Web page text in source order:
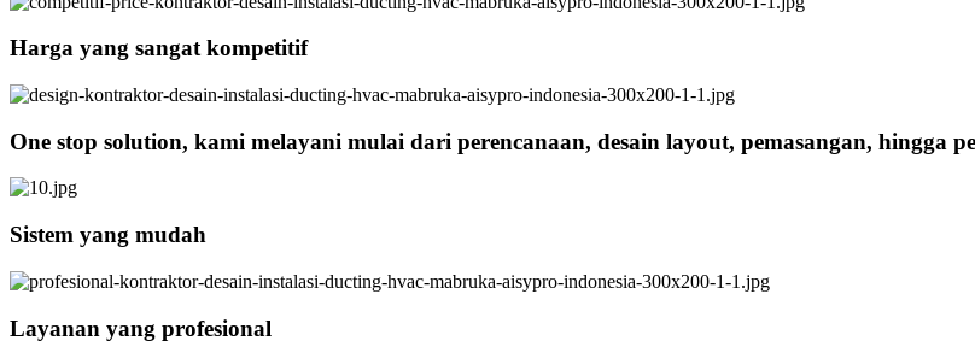
Harga yang sangat kompetitif
One stop solution, kami melayani mulai dari perencanaan, desain layout, pemasangan, hingga
Sistem yang mudah
Layanan yang profesional